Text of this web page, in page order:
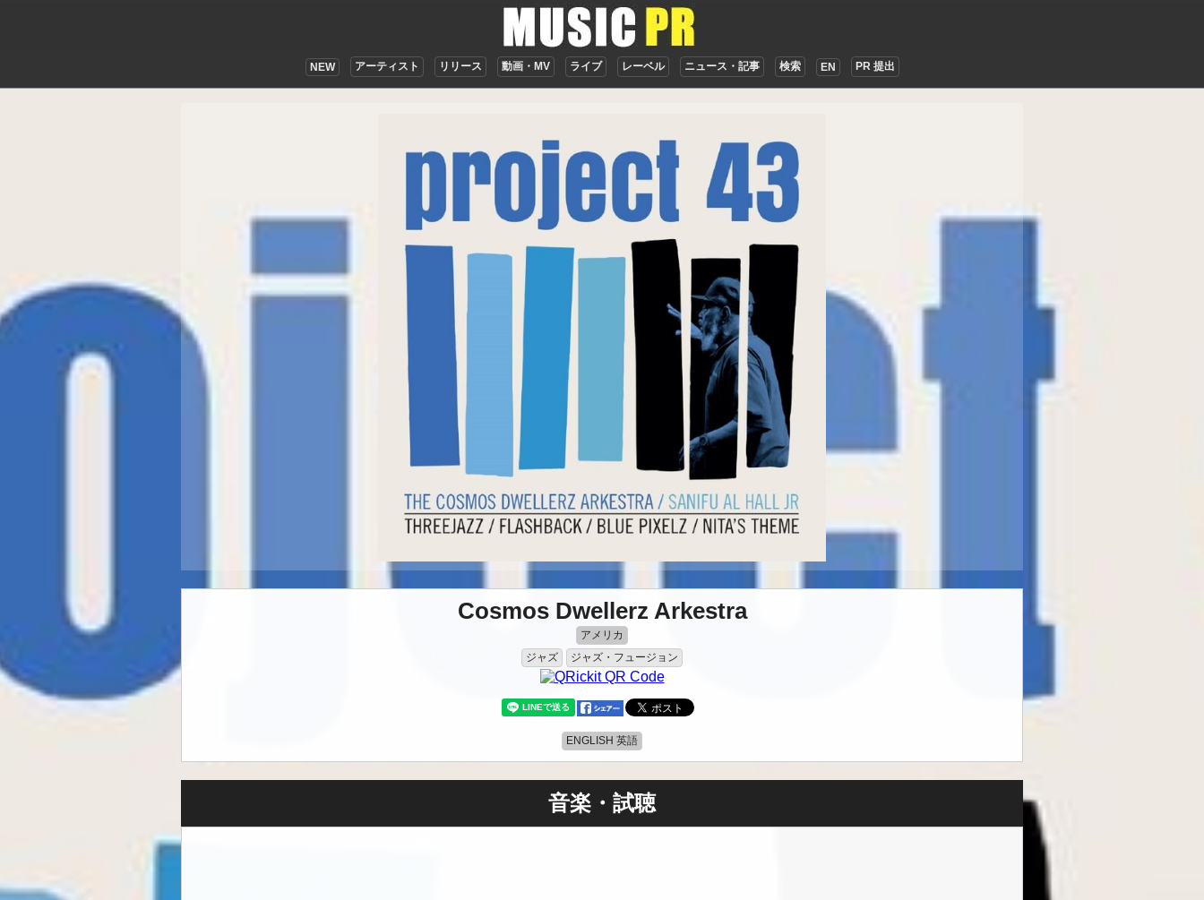
NEW アーティスト リリース 動画・MV ライブ レーベル ニュース・記事 検索 EN PR 提出
Cosmos Dwellerz Arkestra
アメリカ
ジャズ
ジャズ・フュージョン
ENGLISH 英語
音楽・試聴